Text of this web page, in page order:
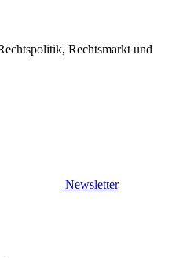
Rechtsmarkt und
Newsletter